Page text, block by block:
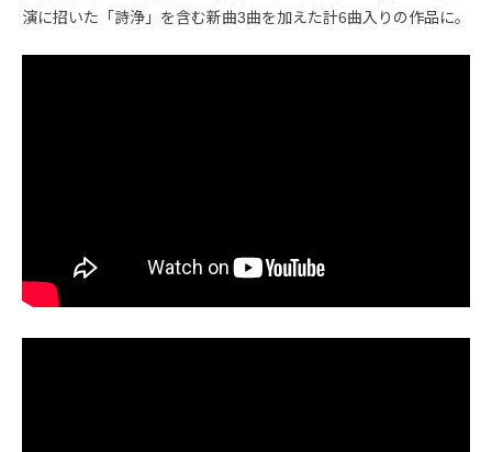
演に招いた「詩浄」を含む新曲3曲を加えた計6曲入りの作品に。